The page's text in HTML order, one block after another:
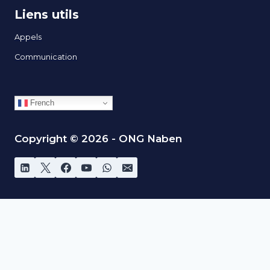
Copyright © 2026 - ONG Naben
Liens utils
Appels
Communication
French